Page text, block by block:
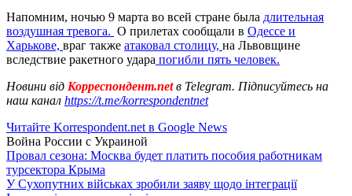
Напомним, ночью 9 марта во всей стране была длительная
воздушная тревога. О прилетах сообщали в Одессе и
Харькове, враг также атаковал столицу, на Львовщине
вследствие ракетного удара погибли пять человек.
Новини від Корреспондент.netв Telegram. Підписуйтесь на
наш канал https://t.me/korrespondentnet
Читайте Korrespondent.net в Google News
Война России с Украиной
Провал сезона: Москва будет платить пособия работникам
турсектора Крыма
У Сухопутних військах зробили заяву щодо інтеграції